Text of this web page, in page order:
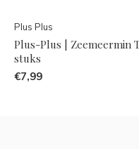
Plus Plus
Plus-Plus | Zeemeermin
stuks
€7,99